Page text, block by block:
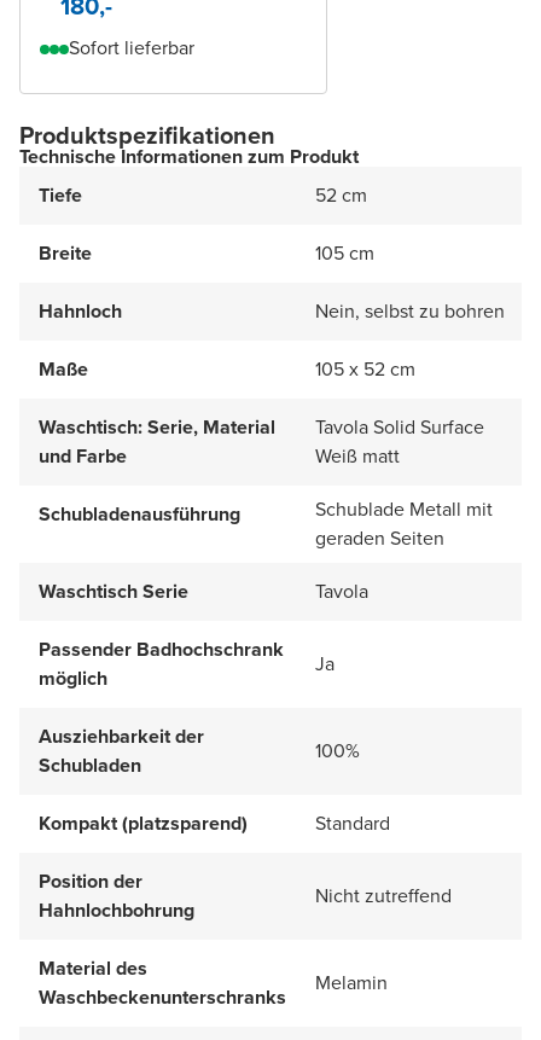
Sofort lieferbar
Produktspezifikationen
Technische Informationen zum Produkt
Tiefe
52 cm
Breite 105 cm
Hahnloch Nein, selbst zu bohren
Maße 105 x 52 cm
Waschtisch: Serie, Material
und Farbe
Tavola Solid Surface
Weiß matt
Schubladenausführung
Schublade Metall mit
geraden Seiten
Waschtisch Serie
Tavola
Passender Badhochschrank
möglich
Ja
Ausziehbarkeit der
Schubladen
100%
Kompakt (platzsparend) Standard
Position der
Hahnlochbohrung
Nicht zutreffend
Material des
Waschbeckenunterschranks
Melamin